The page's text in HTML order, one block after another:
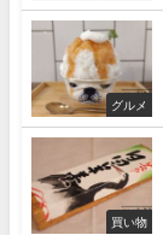
グルメ
買い物